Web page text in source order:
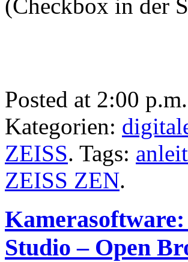
(Checkbox in der
Posted at 2:00
Kategorien:
ZEISS. Tags:
ZEISS ZEN.
Studio – Open